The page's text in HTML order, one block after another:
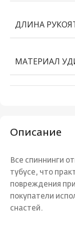
Описание
Все спиннинги
тубусе, что
повреждения
покупатели
снастей.
ДЛИНА
МАТЕРИАЛ